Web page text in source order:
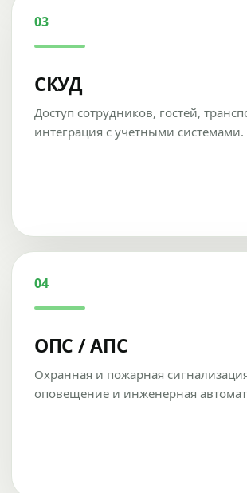
03
СКУД
Доступ сотрудников, гостей,
интеграция с учетными системами.
04
ОПС / АПС
Охранная и пожарная
оповещение и инженерная